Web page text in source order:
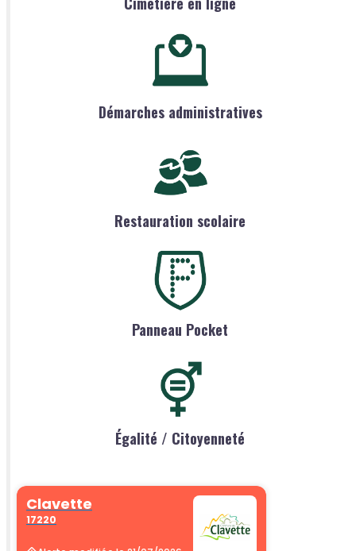
Démarches administratives
Restauration scolaire
Panneau Pocket
Égalité / Citoyenneté